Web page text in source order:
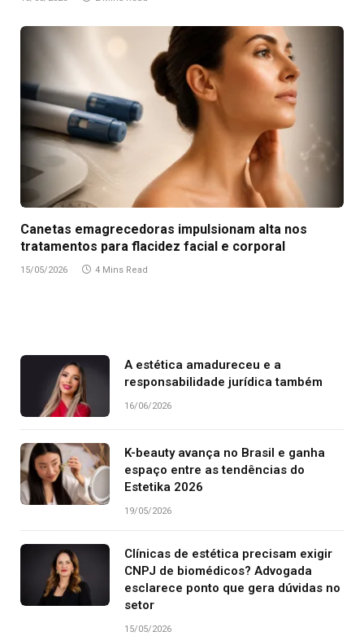
Canetas emagrecedoras impulsionam alta nos
tratamentos para flacidez facial e corporal
15/05/2026 4 Mins Read
A estética amadureceu e a
responsabilidade jurídica também
16/06/2026
K-beauty avança no Brasil e ganha
espaço entre as tendências do
Estetika 2026
19/05/2026
Clínicas de estética precisam exigir
CNPJ de biomédicos? Advogada
esclarece ponto que gera dúvidas no
setor
15/05/2026